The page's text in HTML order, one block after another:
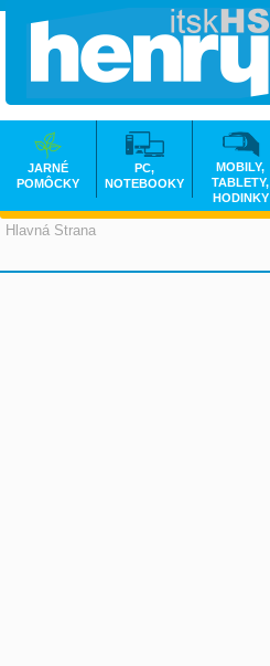
Hlavná Strana
JARNÉ
POMÔCKY
PC,
NOTEBOOKY
MOBILY,
TABLETY,
HODINKY